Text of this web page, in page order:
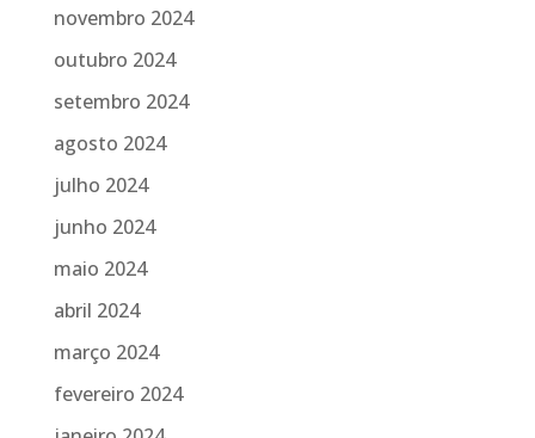
novembro 2024
outubro 2024
setembro 2024
agosto 2024
julho 2024
junho 2024
maio 2024
abril 2024
março 2024
fevereiro 2024